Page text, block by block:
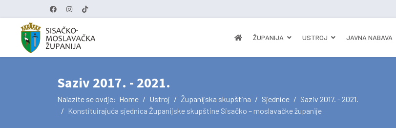
ŽUPANIJA USTROJ JAVNA NABAVA
Saziv 2017. - 2021.
Nalazite se ovdje: Home Ustroj Županijska skupština Sjednice
Saziv 2017. - 2021.
Konstituirajuća sjednica Županijske skupštine Sisačko – moslavačke županije